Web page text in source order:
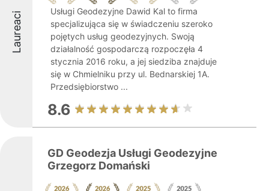
Laureaci
Usługi Geodezyjne Dawid Kal to firma
specjalizująca się w świadczeniu szeroko
pojętych usług geodezyjnych. Swoją
działalność gospodarczą rozpoczęła 4
stycznia 2016 roku, a jej siedziba znajduje
się w Chmielniku przy ul. Bednarskiej 1A.
Przedsiębiorstwo ...
8.6
GD Geodezja Usługi Geodezyjne
Grzegorz Domański